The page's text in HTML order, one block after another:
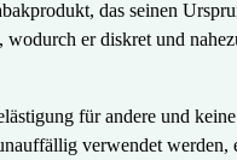
das seinen
wodurch er diskret und
für andere und
verwendet